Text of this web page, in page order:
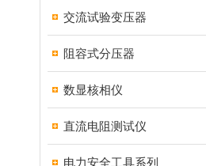
交流试验变压器
阻容式分压器
数显核相仪
直流电阻测试仪
电力安全工具系列